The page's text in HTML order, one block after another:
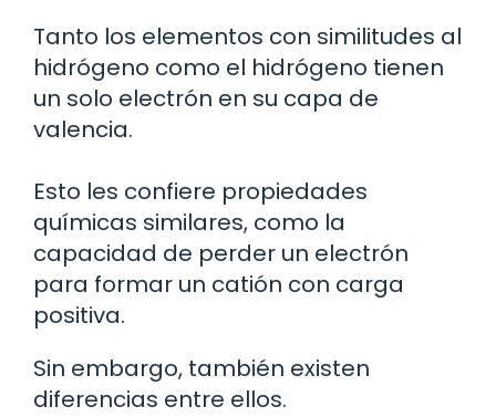
Tanto los elementos con similitudes al
hidrógeno como el hidrógeno tienen
un solo electrón en su capa de
valencia.
Esto les confiere propiedades
químicas similares, como la
capacidad de perder un electrón
para formar un catión con carga
positiva.
Sin embargo, también existen
diferencias entre ellos.